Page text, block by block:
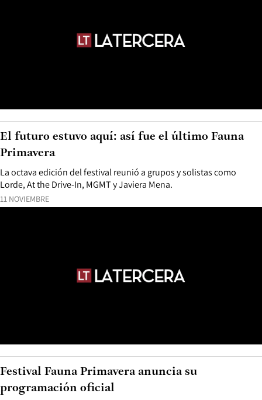
11 NOVIEMBRE
La octava edición del festival reunió a grupos y solistas como
Lorde, At the Drive-In, MGMT y Javiera Mena.
El futuro estuvo aquí: así fue el último Fauna
Primavera
Festival Fauna Primavera anuncia su
programación oficial